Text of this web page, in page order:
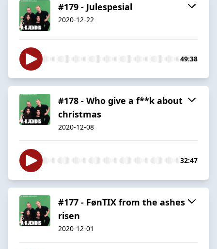
#179 - Julespesial
2020-12-22
49:38
#178 - Who give a f**k about
christmas
2020-12-08
32:47
#177 - FønTIX from the ashes
risen
2020-12-01